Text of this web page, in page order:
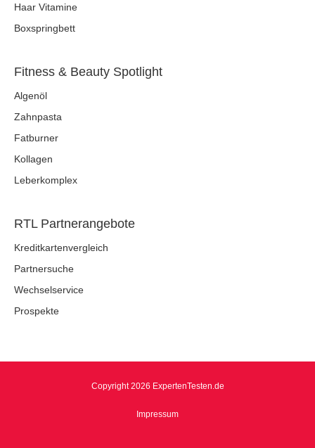
Haar Vitamine
Boxspringbett
Fitness & Beauty Spotlight
Algenöl
Zahnpasta
Fatburner
Kollagen
Leberkomplex
RTL Partnerangebote
Kreditkartenvergleich
Partnersuche
Wechselservice
Prospekte
Copyright 2026 ExpertenTesten.de
Impressum